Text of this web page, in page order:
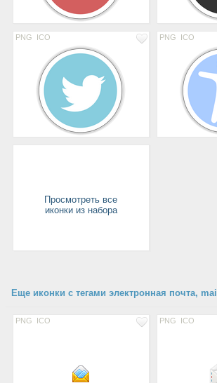
PNG ICO PNG ICO
Просмотреть все
иконки из набора
Еще иконки с тегами электронная почта, mail
PNG ICO PNG ICO